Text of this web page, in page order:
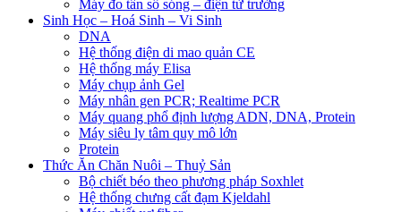
Máy đo tần số sóng – điện từ trường
Sinh Học – Hoá Sinh – Vi Sinh
DNA
Hệ thống điện di mao quản CE
Hệ thống máy Elisa
Máy chụp ảnh Gel
Máy nhân gen PCR; Realtime PCR
Máy quang phổ định lượng ADN, DNA, Protein
Máy siêu ly tâm quy mô lớn
Protein
Thức Ăn Chăn Nuôi – Thuỷ Sản
Bộ chiết béo theo phương pháp Soxhlet
Hệ thống chưng cất đạm Kjeldahl